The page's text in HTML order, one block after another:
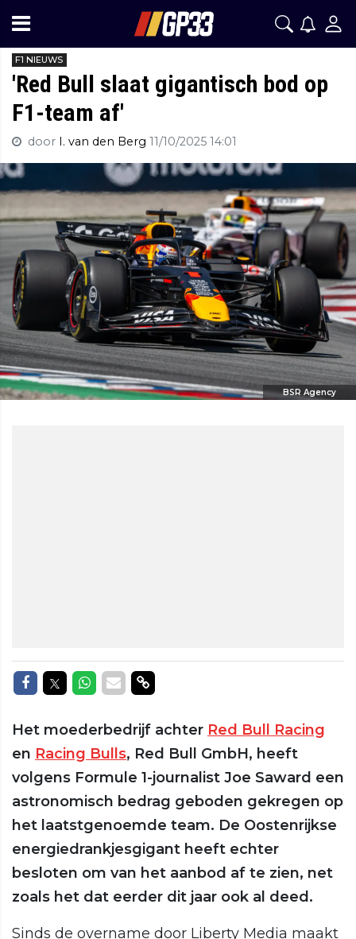
F1 NIEUWS
'Red Bull slaat gigantisch bod op
F1-team af'
door I. van den Berg 11/10/2025 14:01
BSR Agency
Delen op Facebook
Delen op Twitter
Delen op Whatsapp
Delen via Mail
Delen via link
Het moederbedrijf achter Red Bull Racing
en Racing Bulls, Red Bull GmbH, heeft
volgens Formule 1-journalist Joe Saward een
astronomisch bedrag geboden gekregen op
het laatstgenoemde team. De Oostenrijkse
energiedrankjesgigant heeft echter
besloten om van het aanbod af te zien, net
zoals het dat eerder dit jaar ook al deed.
Sinds de overname door Liberty Media maakt